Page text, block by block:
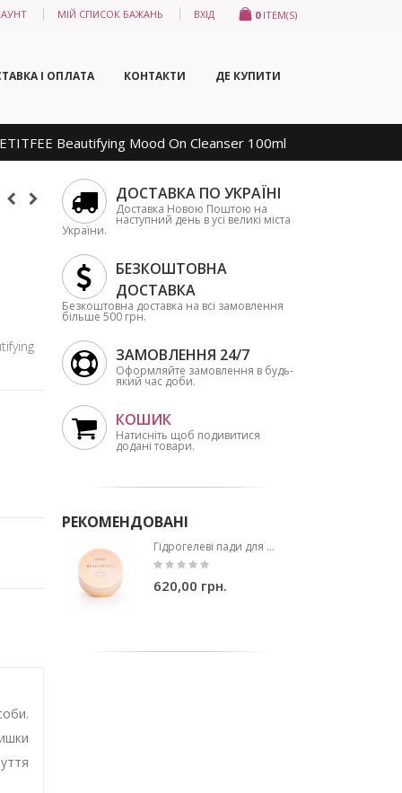
0 ITEM(S)
МІЙ СПИСОК БАЖАНЬ ВХІД
ДЕ КУПИТИ
КОНТАКТИ
І ОПЛАТА
Beautifying Mood On Cleanser 100ml
ДОСТАВКА ПО УКРАЇНІ
Доставка Новою Поштою на
наступний день в усі великі міста
України.
БЕЗКОШТОВНА
ДОСТАВКА
Безкоштовна доставка на всі замовлення
більше 500 грн.
ЗАМОВЛЕННЯ 24/7
Оформляйте замовлення в будь-
який час доби.
КОШИК
Натисніть щоб подивитися
додані товари.
РЕКОМЕНДОВАНІ
Гідрогелеві пади для догляду за порами PETITFEE Beautifying Pore Pad 84g, 30шт
620,00 грн.